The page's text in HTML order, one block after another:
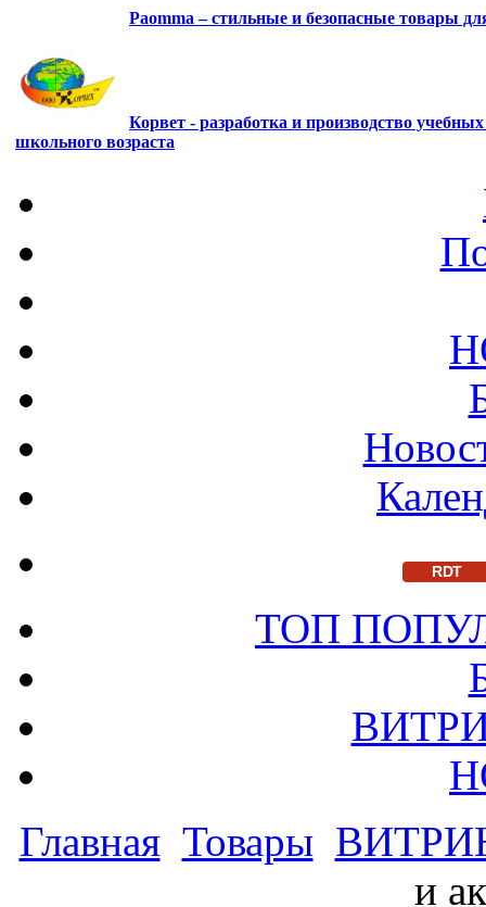
Paomma – стильные и безопасные товары
Корвет - разработка и производство
школьного возраста
RDT
ТОП
Главная Товары
и